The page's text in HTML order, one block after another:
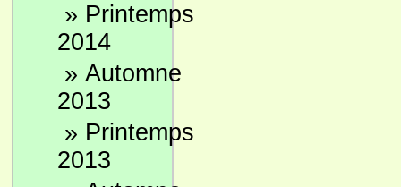
» Printemps
2014
» Automne
2013
» Printemps
2013